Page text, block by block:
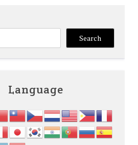
Search
Language